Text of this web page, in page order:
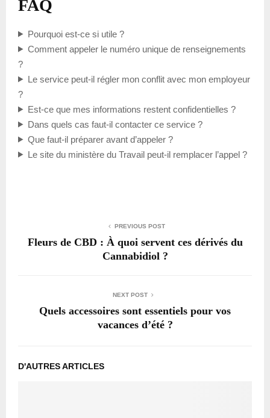
FAQ
Pourquoi est-ce si utile ?
Comment appeler le numéro unique de renseignements
?
Le service peut-il régler mon conflit avec mon employeur
?
Est-ce que mes informations restent confidentielles ?
Dans quels cas faut-il contacter ce service ?
Que faut-il préparer avant d’appeler ?
Le site du ministère du Travail peut-il remplacer l’appel ?
PREVIOUS POST
Fleurs de CBD : À quoi servent ces dérivés du
Cannabidiol ?
NEXT POST
Quels accessoires sont essentiels pour vos
vacances d’été ?
D'AUTRES ARTICLES